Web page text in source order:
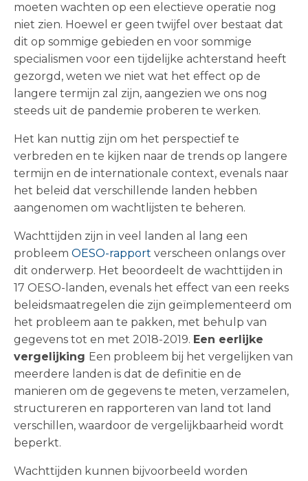
moeten wachten op een electieve operatie nog
niet zien. Hoewel er geen twijfel over bestaat dat
dit op sommige gebieden en voor sommige
specialismen voor een tijdelijke achterstand heeft
gezorgd, weten we niet wat het effect op de
langere termijn zal zijn, aangezien we ons nog
steeds uit de pandemie proberen te werken.
Het kan nuttig zijn om het perspectief te
verbreden en te kijken naar de trends op langere
termijn en de internationale context, evenals naar
het beleid dat verschillende landen hebben
aangenomen om wachtlijsten te beheren.
Wachttijden zijn in veel landen al lang een
probleem OESO-rapport verscheen onlangs over
dit onderwerp. Het beoordeelt de wachttijden in
17 OESO-landen, evenals het effect van een reeks
beleidsmaatregelen die zijn geïmplementeerd om
het probleem aan te pakken, met behulp van
gegevens tot en met 2018-2019. Een eerlijke
vergelijking Een probleem bij het vergelijken van
meerdere landen is dat de definitie en de
manieren om de gegevens te meten, verzamelen,
structureren en rapporteren van land tot land
verschillen, waardoor de vergelijkbaarheid wordt
beperkt.
Wachttijden kunnen bijvoorbeeld worden